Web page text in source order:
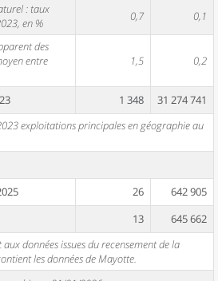
: taux
en %
0,7 0,1
des
entre
1,5 0,2
1 348
31 274 741
exploitations principales en géographie au
26
642 905
13
645 662
données issues du recensement de la
les données de Mayotte.